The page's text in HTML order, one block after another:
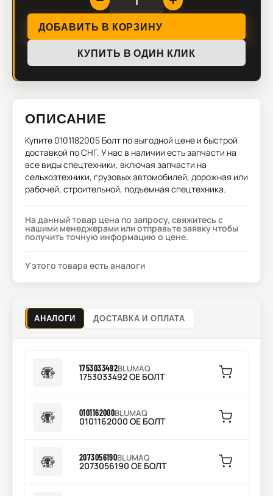
ДОБАВИТЬ В КОРЗИНУ
КУПИТЬ В ОДИН КЛИК
ОПИСАНИЕ
Купите 0101182005 Болт по выгодной цене и быстрой
доставкой по СНГ. У нас в наличии есть запчасти на
все виды спецтехники, включая запчасти на
сельхозтехники, грузовых автомобилей, дорожная или
рабочей, строительной, подъемная спецтехника.
На данный товар цена по запросу, свяжитесь с
нашими менеджерами или отправьте заявку чтобы
получить точную информацию о цене.
У этого товара есть аналоги
АНАЛОГИ ДОСТАВКА И ОПЛАТА
1753033492BLUMAQ
1753033492 OE БОЛТ
0101162000BLUMAQ
0101162000 OE БОЛТ
2073056190BLUMAQ
2073056190 OE БОЛТ